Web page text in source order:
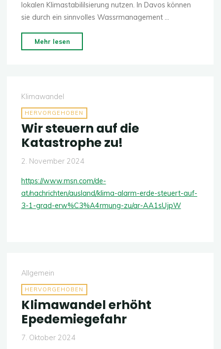
lokalen Klimastabililsierung nutzen. In Davos können
sie durch ein sinnvolles Wassrmanagement …
Mehr lesen
Skifahren
Klimawandel
HERVORGEHOBEN
Wir steuern auf die
Katastrophe zu!
2. November 2024
https://www.msn.com/de-
at/nachrichten/ausland/klima-alarm-erde-steuert-auf-
3-1-grad-erw%C3%A4rmung-zu/ar-AA1sUjpW
Allgemein
HERVORGEHOBEN
Klimawandel erhöht
Epedemiegefahr
7. Oktober 2024